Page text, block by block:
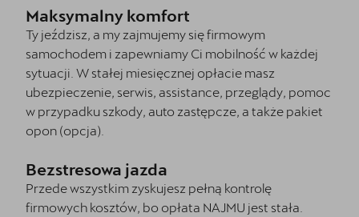
Maksymalny komfort
Ty jeździsz, a my zajmujemy się firmowym
samochodem i zapewniamy Ci mobilność w każdej
sytuacji. W stałej miesięcznej opłacie masz
ubezpieczenie, serwis, assistance, przeglądy, pomoc
w przypadku szkody, auto zastępcze, a także pakiet
opon (opcja).
Bezstresowa jazda
Przede wszystkim zyskujesz pełną kontrolę
firmowych kosztów, bo opłata NAJMU jest stała.